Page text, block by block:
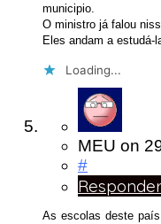
municipio.
O ministro já falou
Eles andam a estudá-
Loading...
MEU on
#
As escolas deste